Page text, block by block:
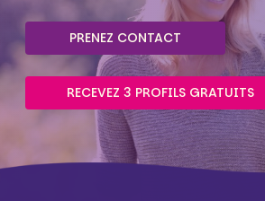
PRENEZ CONTACT
RECEVEZ 3 PROFILS GRATUITS